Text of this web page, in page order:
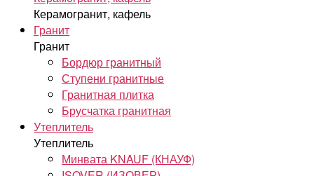
Керамогранит, кафель
Гранит
Гранит
Бордюр гранитный
Ступени гранитные
Гранитная плитка
Брусчатка гранитная
Утеплитель
Утеплитель
Минвата KNAUF (КНАУФ)